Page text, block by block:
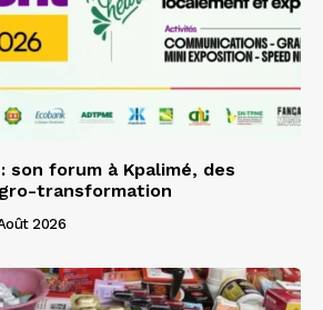
son forum à Kpalimé, des
transformation
2026